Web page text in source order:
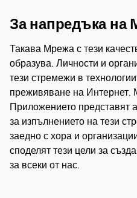
За напредъка на
Такава Мрежа с тези
образува. Личности и
тези стремежи в
преживяване на
Приложението представят
за изпълнението на тези
заедно с хора и
споделят тези цели за
за всеки от нас.